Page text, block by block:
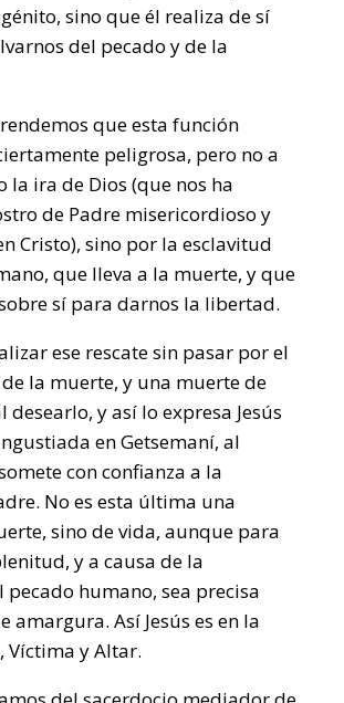
sino que él realiza de sí
del pecado y de la
que esta función
peligrosa, pero no a
la ira de Dios (que nos ha
de Padre misericordioso y
Cristo), sino por la esclavitud
que lleva a la muerte, y que
sí para darnos la libertad.
ese rescate sin pasar por el
la muerte, y una muerte de
desearlo, y así lo expresa Jesús
en Getsemaní, al
con confianza a la
No es esta última una
sino de vida, aunque para
y a causa de la
humano, sea precisa
amargura. Así Jesús es en la
Víctima y Altar.